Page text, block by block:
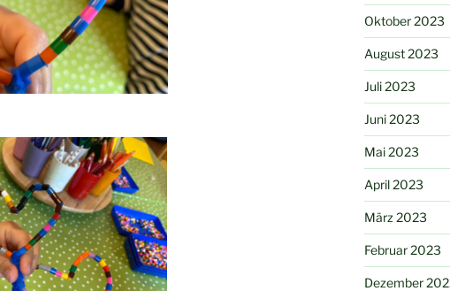
Oktober 2023
August 2023
Juli 2023
Juni 2023
Mai 2023
April 2023
März 2023
Februar 2023
Dezember